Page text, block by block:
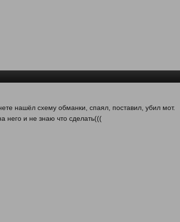
нашёл схему обманки, спаял, поставил, убил мот.
него и не знаю что сделать(((